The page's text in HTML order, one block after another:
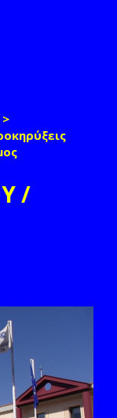
>
/